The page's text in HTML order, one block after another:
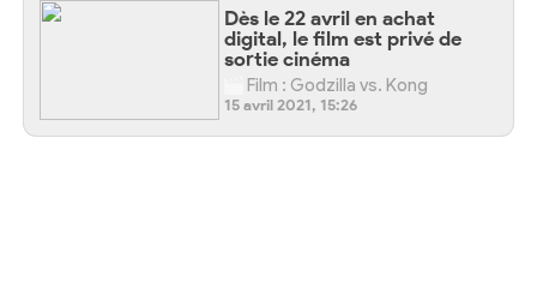
Dès le 22 avril en achat
digital, le film est privé de
sortie cinéma
Film : Godzilla vs. Kong
15 avril 2021, 15:26